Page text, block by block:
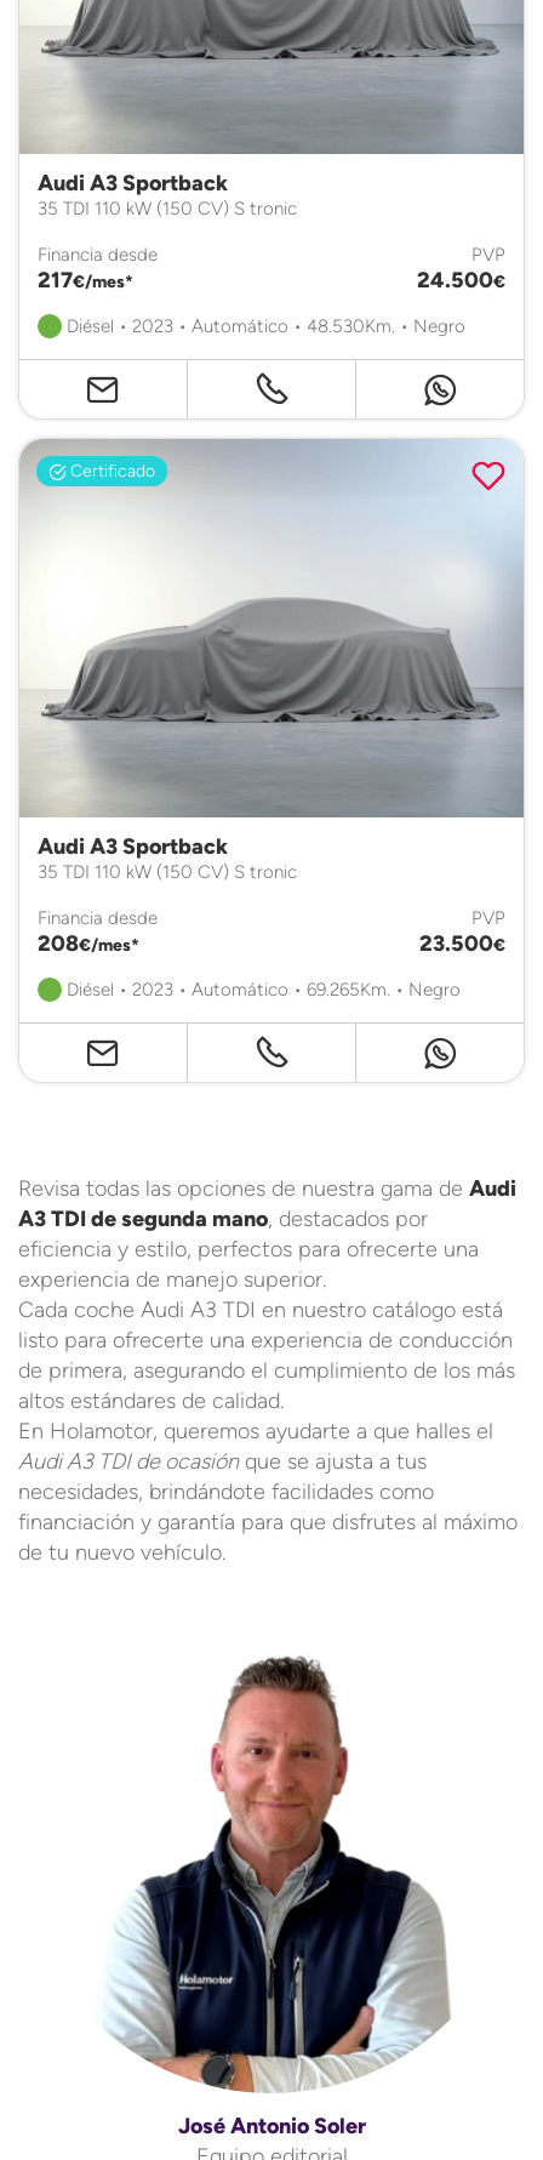
Audi A3 Sportback
35 TDI 110 kW (150 CV) S tronic
Financia desde
217€/mes*
PVP
24.500€
Diésel • 2023 • Automático • 48.530Km. • Negro
Certificado
Audi A3 Sportback
35 TDI 110 kW (150 CV) S tronic
Financia desde
208€/mes*
PVP
23.500€
Diésel • 2023 • Automático • 69.265Km. • Negro
Revisa todas las opciones de nuestra gama de Audi
A3 TDI de segunda mano, destacados por
eficiencia y estilo, perfectos para ofrecerte una
experiencia de manejo superior.
Cada coche Audi A3 TDI en nuestro catálogo está
listo para ofrecerte una experiencia de conducción
de primera, asegurando el cumplimiento de los más
altos estándares de calidad.
En Holamotor, queremos ayudarte a que halles el
Audi A3 TDI de ocasiónque se ajusta a tus
necesidades, brindándote facilidades como
financiación y garantía para que disfrutes al máximo
de tu nuevo vehículo.
José Antonio Soler